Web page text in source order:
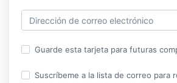
Guarde esta tarjeta para futuras
Suscríbeme a la lista de correo para